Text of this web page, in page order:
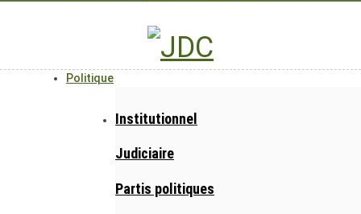
Politique
Institutionnel
Judiciaire
Partis politiques